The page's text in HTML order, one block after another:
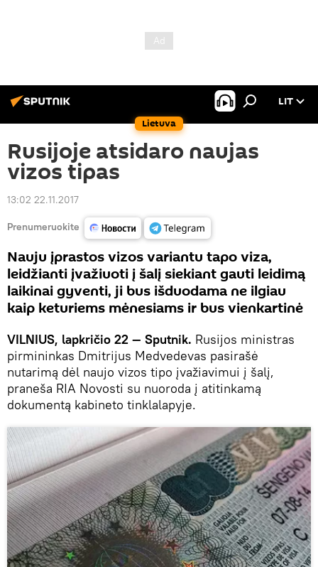
Lietuva
LIT
Rusijoje atsidaro naujas
vizos tipas
13:02 22.11.2017
Prenumeruokite
Nauju įprastos vizos variantu tapo viza,
leidžianti įvažiuoti į šalį siekiant gauti leidimą
laikinai gyventi, ji bus išduodama ne ilgiau
kaip keturiems mėnesiams ir bus vienkartinė
VILNIUS, lapkričio 22 — Sputnik. Rusijos ministras
pirmininkas Dmitrijus Medvedevas pasirašė
nutarimą dėl naujo vizos tipo įvažiavimui į šalį,
praneša RIA Novosti su nuoroda į atitinkamą
dokumentą kabineto tinklalapyje.